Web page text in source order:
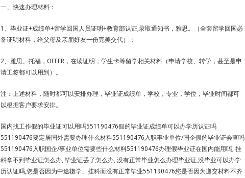
一、快速办理材料：
1、毕业证+成绩单+留学回国人员证明+教育部认证,录取通知书，雅思。（全套留学回国必
备证明材料，给父母及亲朋好友一份完美交代）；
2、雅思、托福，OFFER，在读证明，学生卡等留学相关材料（申请学校、转学，甚至是申
请工签都可以用到）。
注：上述材料，随时都可以安排办理，毕业证成绩单，学校，专业，学位，毕业时间都可
以根据客户要求安排。
国内找工作假的毕业证可以用吗551190476假的毕业证成绩单可以办学历认证吗
551190476要定居国外需要办理什么材料551190476入职事业单位/国企假的毕业证会查吗
551190476入职国企/事业单位需要些什么材料551190476办理假毕业证在国内能用吗, 挂
科拿不到毕业证怎么办, 毕业证丢了怎么办, 没有正常毕业怎么办理毕业证,没毕业可以办学
历认证吗,您是否因为中途辍学、挂科而没有正常毕业551190476您是否因为递交材料不齐